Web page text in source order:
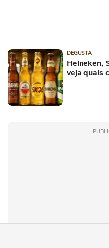
DEGUSTA
Heineken,
veja quais